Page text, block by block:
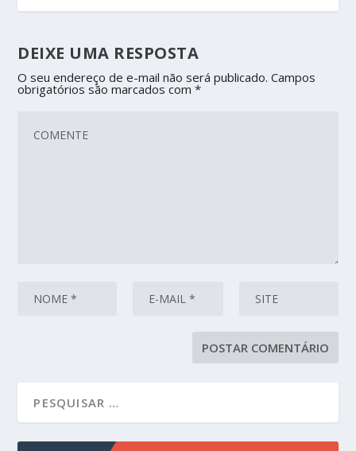
DEIXE UMA RESPOSTA
O seu endereço de e-mail não será publicado. Campos
obrigatórios são marcados com*